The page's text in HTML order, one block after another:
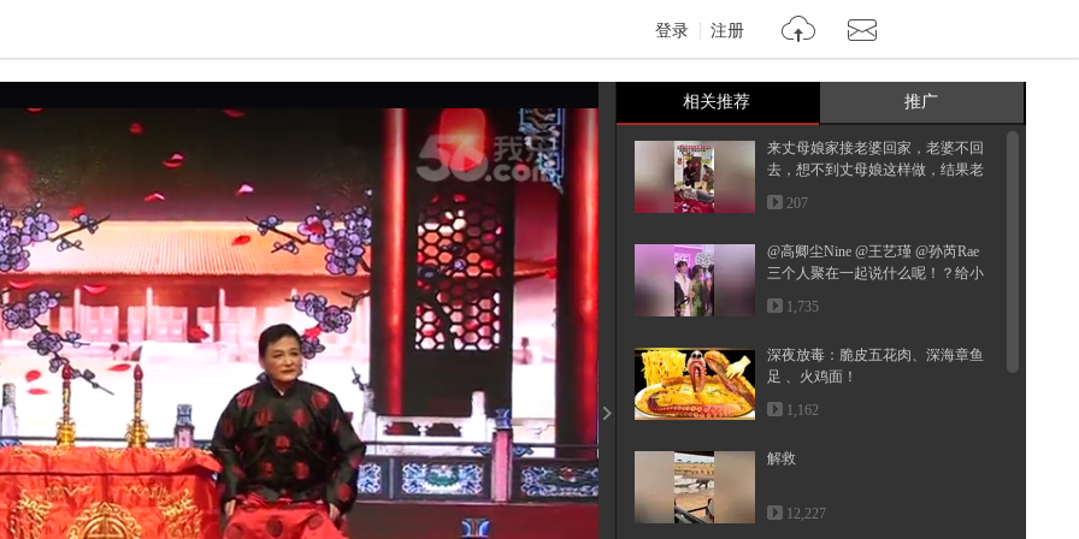
登录 注册
亮度 标准
饱和度 100
相关推荐 推广
来丈母娘家接老婆回家，老婆不回
去，想不到丈母娘这样做，结果老
婆...
207
@高卿尘Nine @王艺瑾 @孙芮Rae
三个人聚在一起说什么呢！？给小
狐...
1,735
深夜放毒：脆皮五花肉、深海章鱼
足 、火鸡面！
1,162
解救
12,227